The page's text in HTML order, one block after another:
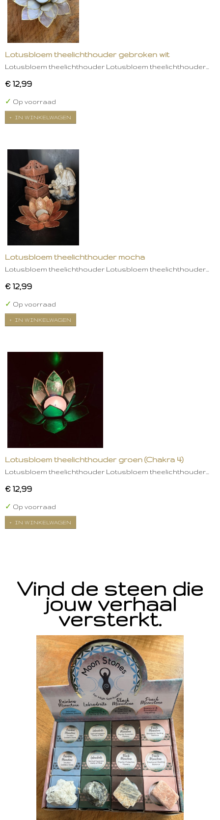
Lotusbloem theelichthouder gebroken wit
Lotusbloem theelichthouder Lotusbloem theelichthouder…
€ 12,99
✓ Op voorraad
IN WINKELWAGEN
Lotusbloem theelichthouder mocha
Lotusbloem theelichthouder Lotusbloem theelichthouder…
€ 12,99
✓ Op voorraad
IN WINKELWAGEN
Lotusbloem theelichthouder groen (Chakra 4)
Lotusbloem theelichthouder Lotusbloem theelichthouder…
€ 12,99
✓ Op voorraad
IN WINKELWAGEN
Vind de steen die
jouw verhaal
versterkt.